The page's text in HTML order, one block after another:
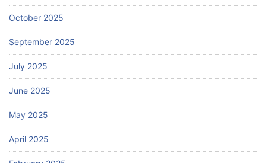
October 2025
September 2025
July 2025
June 2025
May 2025
April 2025